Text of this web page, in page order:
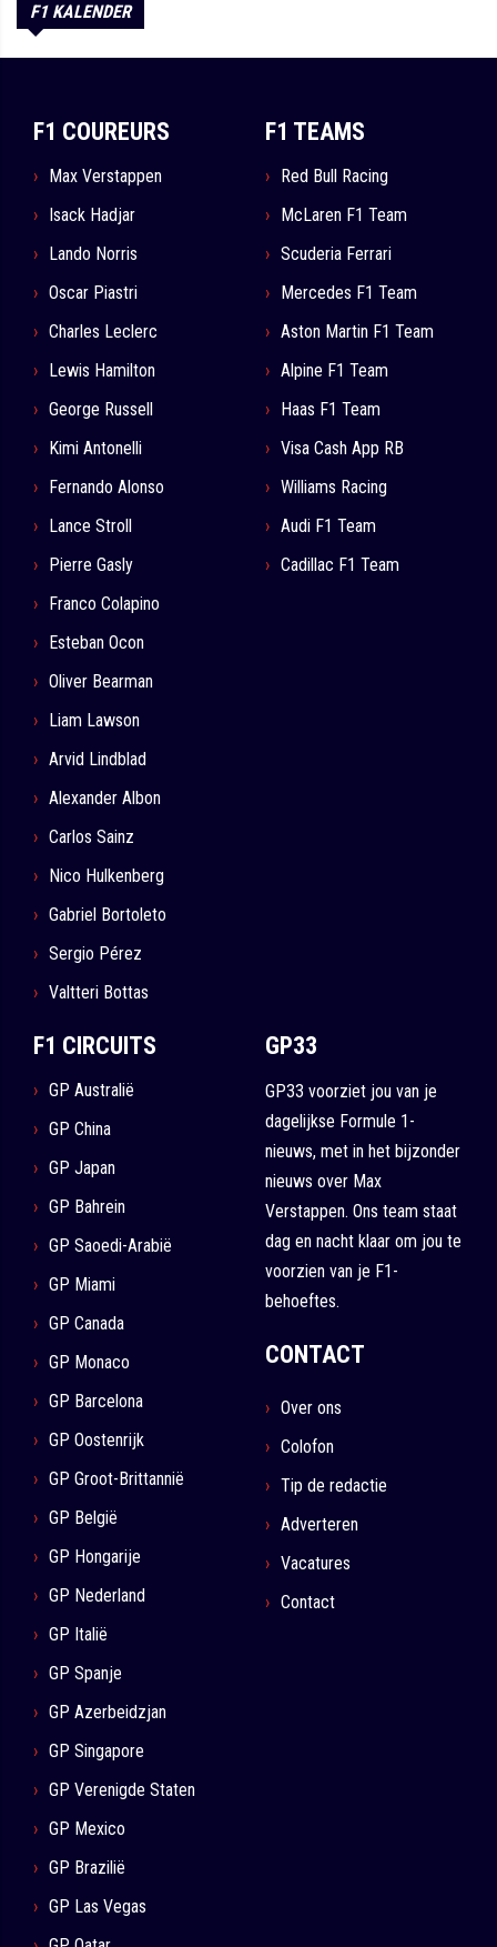
F1 KALENDER
F1 COUREURS
Max Verstappen
Isack Hadjar
Lando Norris
Oscar Piastri
Charles Leclerc
Lewis Hamilton
George Russell
Kimi Antonelli
Fernando Alonso
Lance Stroll
Pierre Gasly
Franco Colapino
Esteban Ocon
Oliver Bearman
Liam Lawson
Arvid Lindblad
Alexander Albon
Carlos Sainz
Nico Hulkenberg
Gabriel Bortoleto
Sergio Pérez
Valtteri Bottas
F1 TEAMS
Red Bull Racing
McLaren F1 Team
Scuderia Ferrari
Mercedes F1 Team
Aston Martin F1 Team
Alpine F1 Team
Haas F1 Team
Visa Cash App RB
Williams Racing
Audi F1 Team
Cadillac F1 Team
F1 CIRCUITS
GP Australië
GP China
GP Japan
GP Bahrein
GP Saoedi-Arabië
GP Miami
GP Canada
GP Monaco
GP Barcelona
GP Oostenrijk
GP Groot-Brittannië
GP België
GP Hongarije
GP Nederland
GP Italië
GP Spanje
GP Azerbeidzjan
GP Singapore
GP Verenigde Staten
GP Mexico
GP Brazilië
GP Las Vegas
GP33
GP33 voorziet jou van je
dagelijkse Formule 1-
nieuws, met in het bijzonder
nieuws over Max
Verstappen. Ons team staat
dag en nacht klaar om jou te
voorzien van je F1-
behoeftes.
CONTACT
Over ons
Colofon
Tip de redactie
Adverteren
Vacatures
Contact